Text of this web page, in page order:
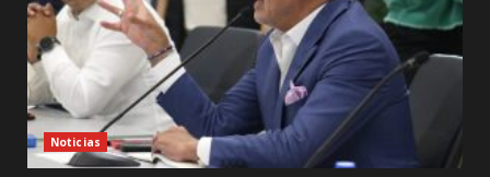
Noticias